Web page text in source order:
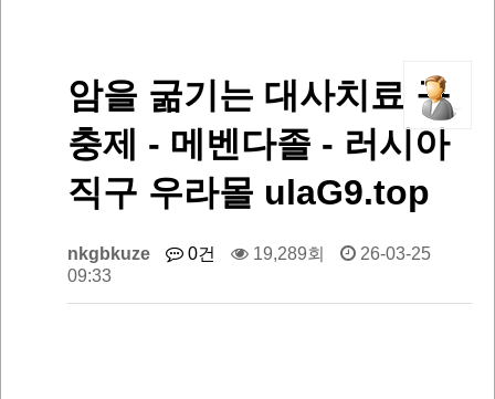
암을 굶기는 대사치료 구
충제 - 메벤다졸 - 러시아
직구 우라몰 ulaG9.top
nkgbkuze 0건 19,289회
26-03-25
09:33